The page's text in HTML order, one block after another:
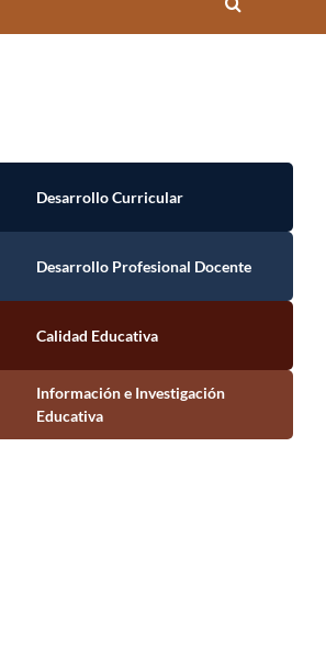
Información e Investigación Educativa